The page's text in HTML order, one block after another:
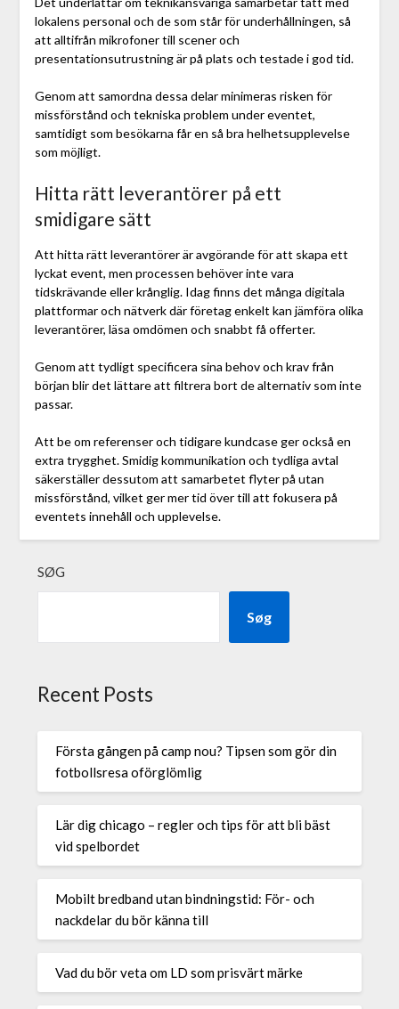
lokalens personal och de som står för underhållningen, så
att alltifrån mikrofoner till scener och
presentationsutrustning är på plats och testade i god tid.
Genom att samordna dessa delar minimeras risken för
missförstånd och tekniska problem under eventet,
samtidigt som besökarna får en så bra helhetsupplevelse
som möjligt.
Hitta rätt leverantörer på ett
smidigare sätt
Att hitta rätt leverantörer är avgörande för att skapa ett
lyckat event, men processen behöver inte vara
tidskrävande eller krånglig. Idag finns det många digitala
plattformar och nätverk där företag enkelt kan jämföra olika
leverantörer, läsa omdömen och snabbt få offerter.
Genom att tydligt specificera sina behov och krav från
början blir det lättare att filtrera bort de alternativ som inte
passar.
Att be om referenser och tidigare kundcase ger också en
extra trygghet. Smidig kommunikation och tydliga avtal
säkerställer dessutom att samarbetet flyter på utan
missförstånd, vilket ger mer tid över till att fokusera på
eventets innehåll och upplevelse.
SØG
Søg
Recent Posts
Första gången på camp nou? Tipsen som gör din
fotbollsresa oförglömlig
Lär dig chicago – regler och tips för att bli bäst
vid spelbordet
Mobilt bredband utan bindningstid: För- och
nackdelar du bör känna till
Vad du bör veta om LD som prisvärt märke